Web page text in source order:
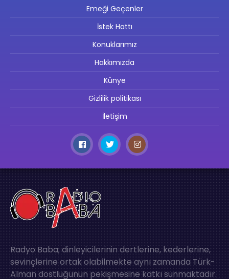
Emeği Geçenler
İstek Hattı
Konuklarımız
Hakkımızda
Künye
Gizlilik politikası
İletişim
Radyo Baba; dinleyicilerinin dertlerine, kederlerine,
sevinçlerine ortak olabilmekte aynı zamanda Türk-
Alman dostluğunun pekişmesine katkı sunmaktadır.